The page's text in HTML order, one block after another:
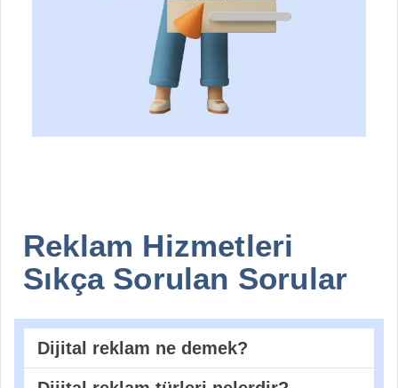
Reklam Hizmetleri
Sıkça Sorulan Sorular
Dijital reklam ne demek?